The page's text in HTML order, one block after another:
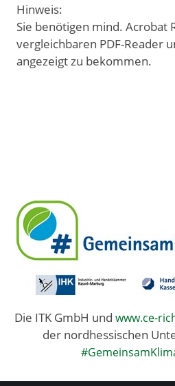
Hinweis:
Sie benötigen mind. Acrobat
vergleichbaren PDF-Reader
angezeigt zu bekommen.
Die ITK GmbH und www.ce-
der nordhessischen